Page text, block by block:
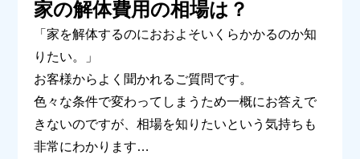
家の解体費用の相場は？
「家を解体するのにおおよそいくらかかるのか知
りたい。」
お客様からよく聞かれるご質問です。
色々な条件で変わってしまうため一概にお答えで
きないのですが、相場を知りたいという気持ちも
非常にわかります…